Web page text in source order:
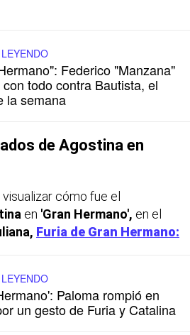
Federico "Manzana"
todo contra Bautista, el
la semana
de Agostina en
cómo fue el
en 'Gran Hermano', en el
Furia de Gran Hermano:
Paloma rompió en
un gesto de Furia y Catalina